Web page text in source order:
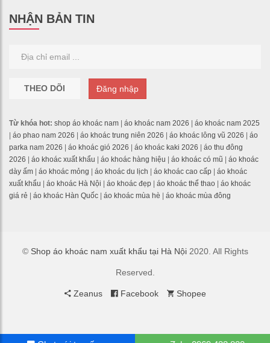
NHẬN BẢN TIN
THEO DÕI Đăng nhập
Từ khóa hot: shop áo khoác nam áo khoác nam 2026
áo khoác nam 2025
áo phao nam 2026 áo khoác trung niên 2026 áo khoác lông vũ 2026
áo
parka nam 2026
áo khoác gió 2026 áo khoác kaki 2026
áo thu đông
2026
áo khoác xuất khẩu áo khoác hàng hiệu áo khoác có mũ
áo khoác
dày ấm
áo khoác mỏng áo khoác du lịch áo khoác cao cấp
áo khoác
xuất khẩu
áo khoác Hà Nội áo khoác đẹp áo khoác thể thao
áo khoác
giá rẻ
áo khoác Hàn Quốc áo khoác mùa hè áo khoác mùa đông
© Shop áo khoác nam xuất khẩu tại Hà Nội2020. All Rights
Reserved.
Zeanus Facebook Shopee